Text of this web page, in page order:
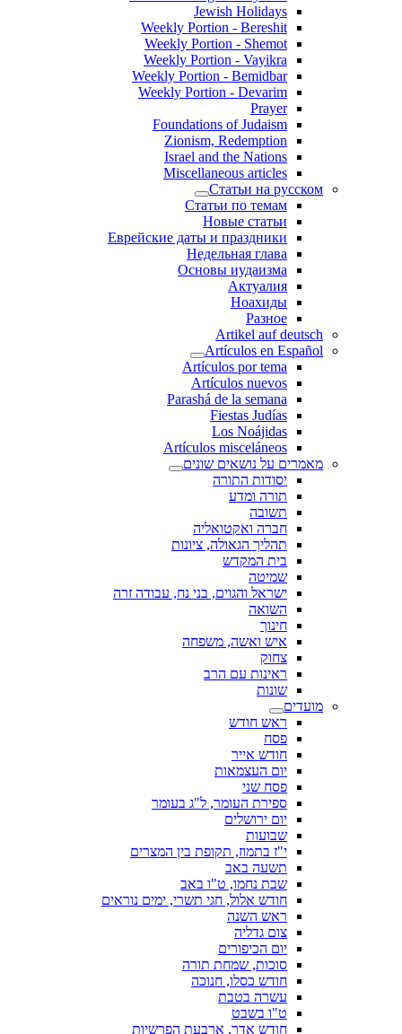
Jewish Holidays
Weekly Portion - Bereshit
Weekly Portion - Shemot
Weekly Portion - Vayikra
Weekly Portion - Bemidbar
Weekly Portion - Devarim
Prayer
Foundations of Judaism
Zionism, Redemption
Israel and the Nations
Miscellaneous articles
Статьи на русском
Статьи по темам
Новые статьи
Еврейские даты и праздники
Недельная глава
Основы иудаизма
Актуалия
Ноахиды
Разное
Artikel auf deutsch
Artículos en Español
Artículos por tema
Artículos nuevos
Parashá de la semana
Fiestas Judías
Los Noájidas
Artículos misceláneos
מאמרים על נושאים שונים
יסודות התורה
תורה ומדע
תשובה
חברה ואקטואליה
תהליך הגאולה, ציונות
בית המקדש
שמיטה
ישראל והגוים, בני נח, עבודה זרה
השואה
חינוך
איש ואשה, משפחה
צחוק
ראינות עם הרב
שונות
מועדים
ראש חודש
פסח
חודש אייר
יום העצמאות
פסח שני
ספירת העומר, ל"ג בעומר
יום ירושלים
שבועות
י"ז בתמוז, תקופת בין המצרים
תשעה באב
שבת נחמו, ט"ו באב
חודש אלול, חגי תשרי, ימים נוראים
ראש השנה
צום גדליה
יום הכיפורים
סוכות, שמחת תורה
חודש כסלו, חנוכה
עשרה בטבת
ט"ו בשבט
חודש אדר, ארבעת הפרשיות